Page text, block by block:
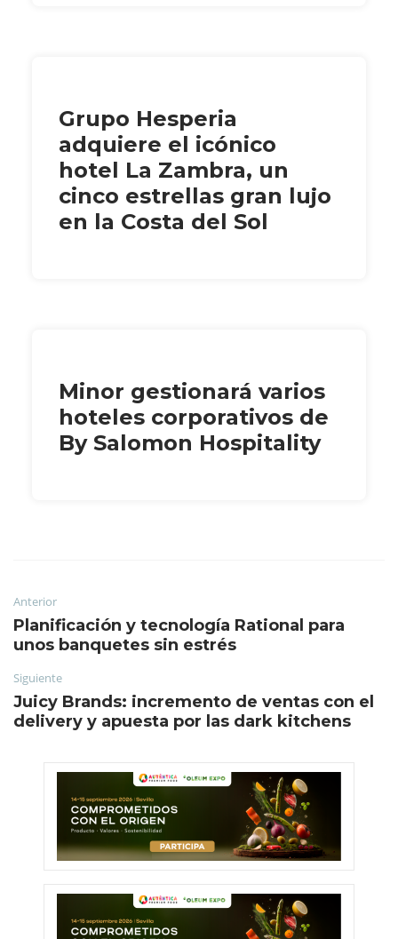
Grupo Hesperia
adquiere el icónico
hotel La Zambra, un
cinco estrellas gran lujo
en la Costa del Sol
Minor gestionará varios
hoteles corporativos de
By Salomon Hospitality
Anterior
Planificación y tecnología Rational para
unos banquetes sin estrés
Siguiente
Juicy Brands: incremento de ventas con el
delivery y apuesta por las dark kitchens